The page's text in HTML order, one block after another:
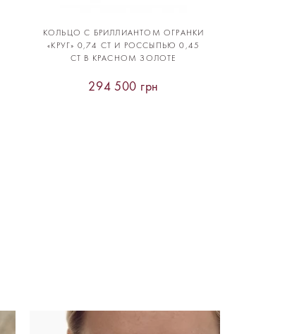
КОЛЬЦО С БРИЛЛИАНТОМ ОГРАНКИ
«КРУГ» 0,74 CT И РОССЫПЬЮ 0,45
CT В КРАСНОМ ЗОЛОТЕ
294 500 грн